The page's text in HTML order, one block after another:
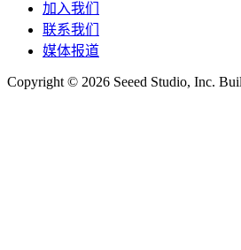
加入我们
联系我们
媒体报道
Copyright © 2026 Seeed Studio, Inc.